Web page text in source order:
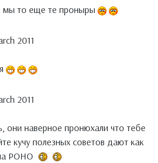
то еще те проныры
2011
2011
они наверное пронюхали что тебе
кучу полезных советов дают как
РОНО